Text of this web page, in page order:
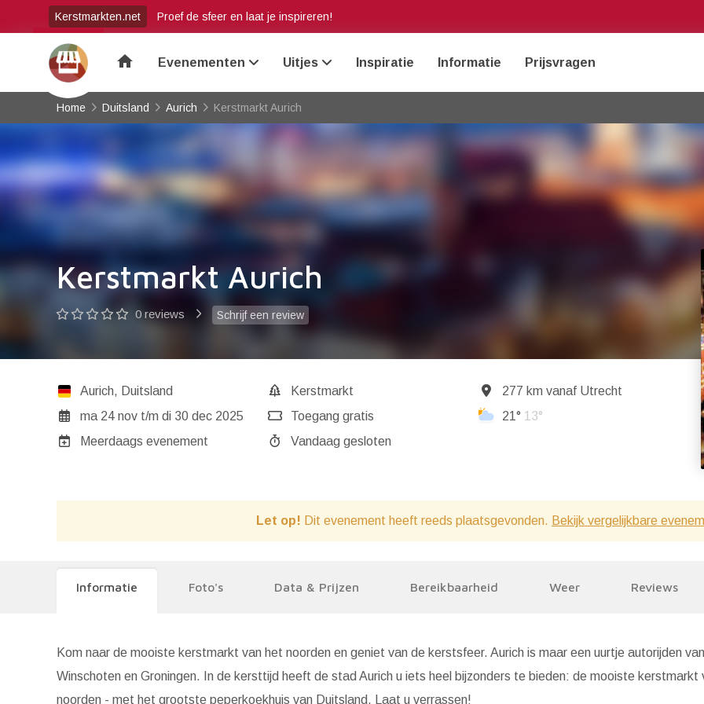
Kerstmarkten.net Proef de sfeer en laat je inspireren!
home Evenementen Uitjes Inspiratie Informatie Prijsvragen
Home Duitsland Aurich Kerstmarkt Aurich
Kerstmarkt Aurich
0 reviews Schrijf een review
Aurich, Duitsland
ma 24 nov t/m di 30 dec 2025
Meerdaags evenement
Kerstmarkt
Toegang gratis
Vandaag gesloten
277 km vanaf Utrecht
21° 13°
Let op! Dit evenement heeft reeds plaatsgevonden. Bekijk vergelijkbare
Informatie Foto's Data & Prijzen Bereikbaarheid Weer Reviews
Kom naar de mooiste kerstmarkt van het noorden en geniet van de kerstsfeer. Aurich is maar een uurtje autorijden
Winschoten en Groningen. In de kersttijd heeft de stad Aurich u iets heel bijzonders te bieden: de mooiste kerstmarkt
noorden - met het grootste peperkoekhuis van Duitsland. Laat u verrassen!